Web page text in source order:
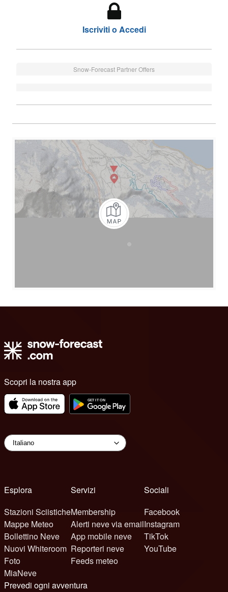
Iscriviti o Accedi
Snow-Forecast Partner Offers
Scopri la nostra app
Esplora
Stazioni Sciistiche
Mappe Meteo
Bollettino Neve
Nuovi Whiteroom
Foto
MiaNeve
Servizi
Membership
Alerti neve via email
App mobile neve
Reporteri neve
Feeds meteo
Sociali
Facebook
Instagram
TikTok
YouTube
Prevedi ogni avventura